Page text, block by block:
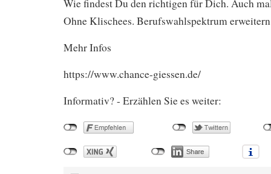
Wie findest Du den richtigen für Dich. Auch
Ohne Klischees. Berufswahlspektrum
Mehr Infos
https://www.chance-giessen.de/
Informativ? - Erzählen Sie es weiter: